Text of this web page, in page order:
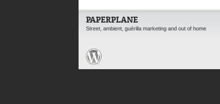
PAPERPLANE
Street, ambient, guérilla marketing and out of home